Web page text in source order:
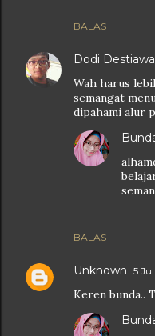
BALAS
Dodi
Wah harus
semangat
dipahami alur
BALAS
Unknown 5
Keren bunda..